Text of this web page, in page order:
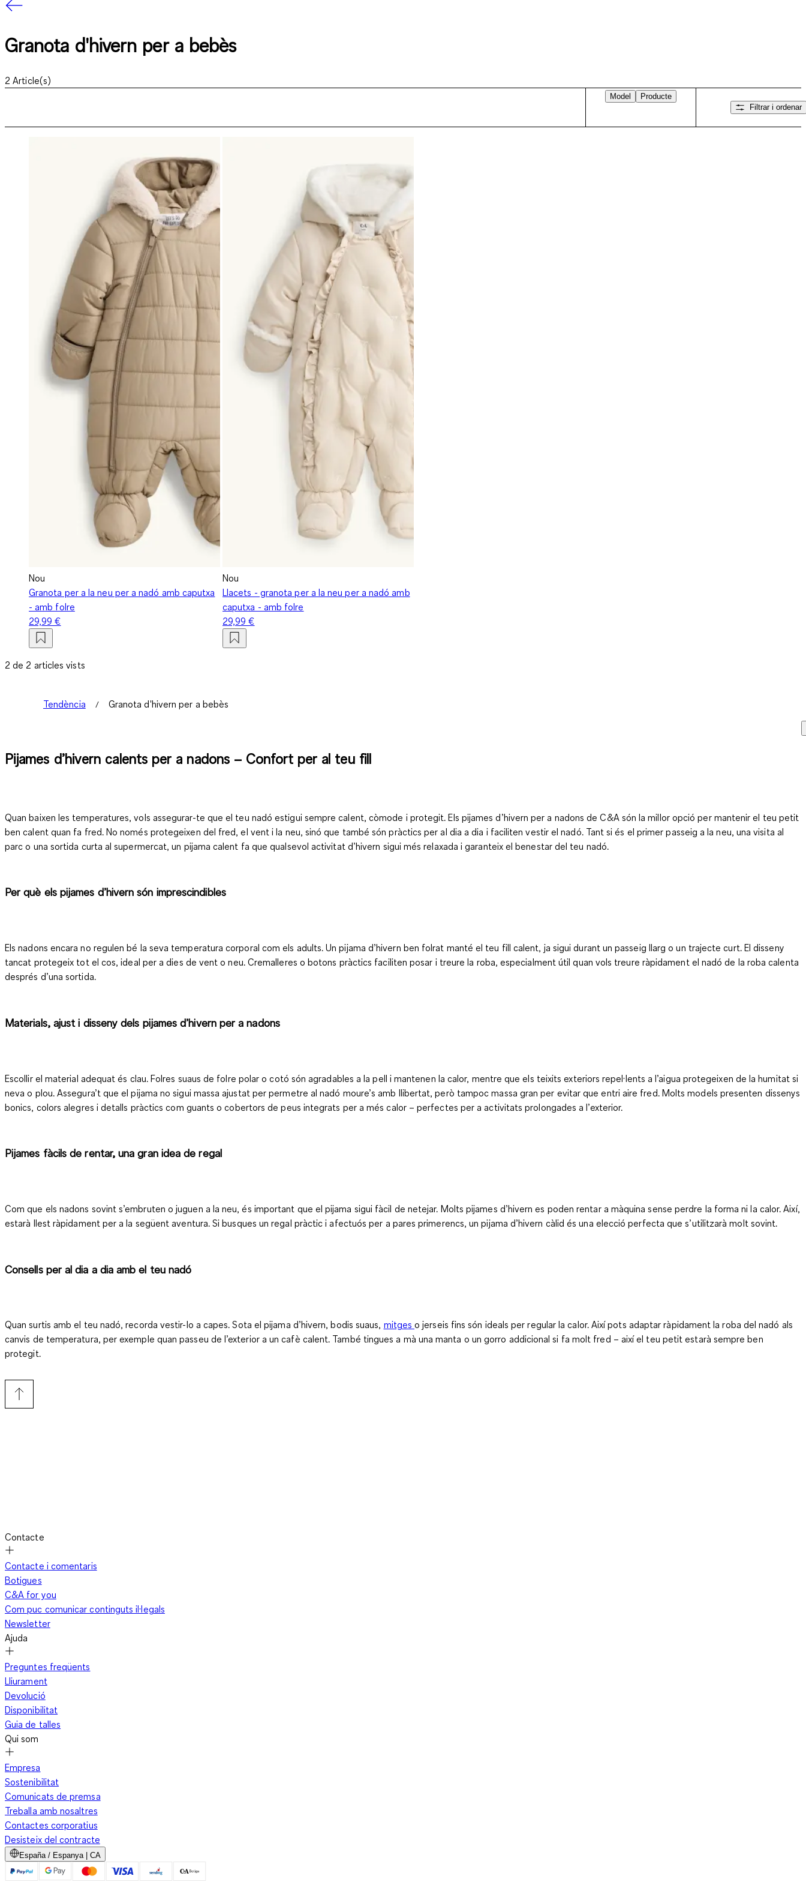
Granota d'hivern per a bebès
2 Article(s)
Model
Producte
Filtrar i ordenar
Nou
Granota per a la neu per a nadó amb caputxa
- amb folre
29,99 €
Nou
Llacets - granota per a la neu per a nadó amb
caputxa - amb folre
29,99 €
2 de 2 articles vists
Tendència Granota d'hivern per a bebès
Pijames d’hivern calents per a nadons – Confort per al teu fill
Quan baixen les temperatures, vols assegurar-te que el teu nadó estigui sempre calent, còmode i protegit. Els pijames d’hivern per a nadons de C&A són la millor opció per mantenir el teu petit
ben calent quan fa fred. No només protegeixen del fred, el vent i la neu, sinó que també són pràctics per al dia a dia i faciliten vestir el nadó. Tant si és el primer passeig a la neu, una visita al
parc o una sortida curta al supermercat, un pijama calent fa que qualsevol activitat d’hivern sigui més relaxada i garanteix el benestar del teu nadó.
Per què els pijames d’hivern són imprescindibles
Els nadons encara no regulen bé la seva temperatura corporal com els adults. Un pijama d’hivern ben folrat manté el teu fill calent, ja sigui durant un passeig llarg o un trajecte curt. El disseny
tancat protegeix tot el cos, ideal per a dies de vent o neu. Cremalleres o botons pràctics faciliten posar i treure la roba, especialment útil quan vols treure ràpidament el nadó de la roba calenta
després d’una sortida.
Materials, ajust i disseny dels pijames d’hivern per a nadons
Escollir el material adequat és clau. Folres suaus de folre polar o cotó són agradables a la pell i mantenen la calor, mentre que els teixits exteriors repel·lents a l’aigua protegeixen de la humitat si
neva o plou. Assegura’t que el pijama no sigui massa ajustat per permetre al nadó moure’s amb llibertat, però tampoc massa gran per evitar que entri aire fred. Molts models presenten dissenys
bonics, colors alegres i detalls pràctics com guants o cobertors de peus integrats per a més calor – perfectes per a activitats prolongades a l’exterior.
Pijames fàcils de rentar, una gran idea de regal
Com que els nadons sovint s’embruten o juguen a la neu, és important que el pijama sigui fàcil de netejar. Molts pijames d’hivern es poden rentar a màquina sense perdre la forma ni la calor. Així,
estarà llest ràpidament per a la següent aventura. Si busques un regal pràctic i afectuós per a pares primerencs, un pijama d’hivern càlid és una elecció perfecta que s’utilitzarà molt sovint.
Consells per al dia a dia amb el teu nadó
Quan surtis amb el teu nadó, recorda vestir-lo a capes. Sota el pijama d’hivern, bodis suaus, mitgeso jerseis fins són ideals per regular la calor. Així pots adaptar ràpidament la roba del nadó als
canvis de temperatura, per exemple quan passeu de l’exterior a un cafè calent. També tingues a mà una manta o un gorro addicional si fa molt fred – així el teu petit estarà sempre ben
protegit.
Contacte
Contacte i comentaris
Botigues
C&A for you
Com puc comunicar continguts il·legals
Newsletter
Ajuda
Preguntes freqüents
Lliurament
Devolució
Disponibilitat
Guia de talles
Qui som
Empresa
Sostenibilitat
Comunicats de premsa
Treballa amb nosaltres
Contactes corporatius
Desisteix del contracte
España / Espanya | CA